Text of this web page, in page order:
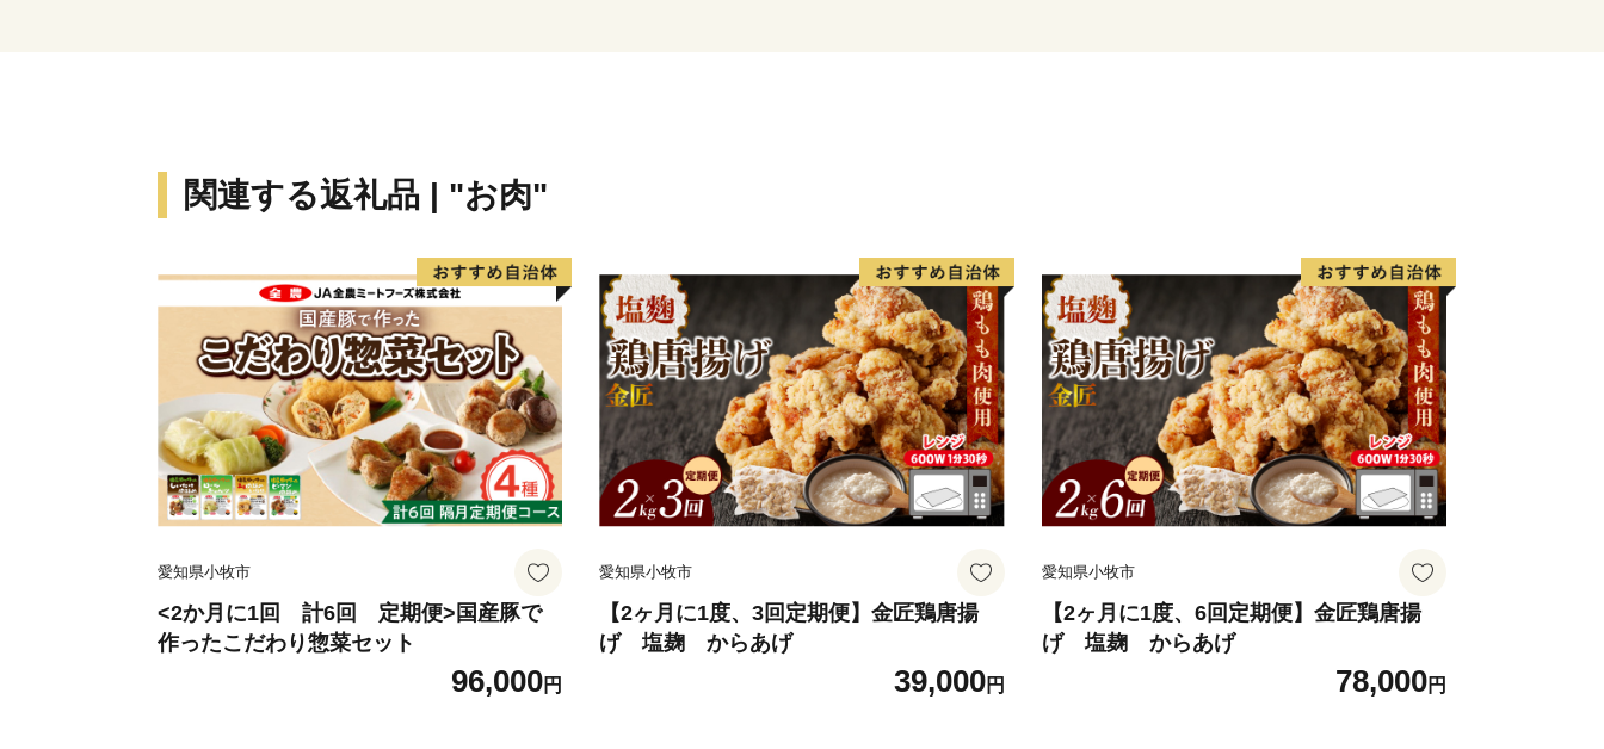
関連する返礼品 | "お肉"
愛知県小牧市
<2か月に1回 計6回 定期便>国産豚で
作ったこだわり惣菜セット
96,000円
愛知県小牧市
【2ヶ月に1度、3回定期便】金匠鶏唐揚
げ 塩麹 からあげ
39,000円
愛知県小牧市
【2ヶ月に1度、6回定期便】金匠鶏唐揚
げ 塩麹 からあげ
78,000円